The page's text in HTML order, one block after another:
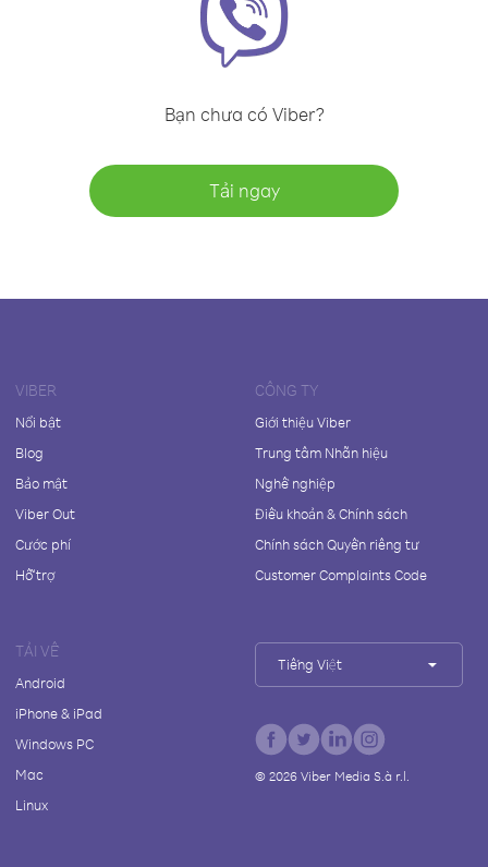
Bạn chưa có Viber?
Tải ngay
VIBER
Nổi bật
Blog
Bảo mật
Viber Out
Cước phí
Hỗ trợ
CÔNG TY
Giới thiệu Viber
Trung tâm Nhãn hiệu
Nghề nghiệp
Điều khoản & Chính sách
Chính sách Quyền riêng tư
Customer Complaints Code
TẢI VỀ
Android
iPhone & iPad
Windows PC
Mac
Linux
Tiếng Việt
© 2026Viber Media S.à r.l.